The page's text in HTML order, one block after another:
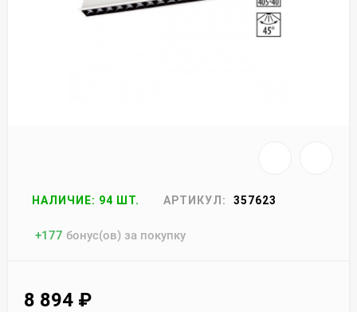
НАЛИЧИЕ: 94 ШТ. АРТИКУЛ: 357623
+177 бонус(ов) за покупку
8 894 ₽